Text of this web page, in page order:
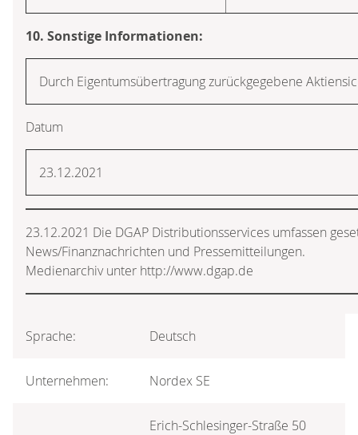
10. Sonstige Informationen:
Durch Eigentumsübertragung zurückgegebene
Datum
23.12.2021
23.12.2021 Die DGAP Distributionsservices umfassen
News/Finanznachrichten und Pressemitteilungen.
Medienarchiv unter http://www.dgap.de
Sprache: Deutsch
Unternehmen: Nordex SE
Erich-Schlesinger-Straße 50